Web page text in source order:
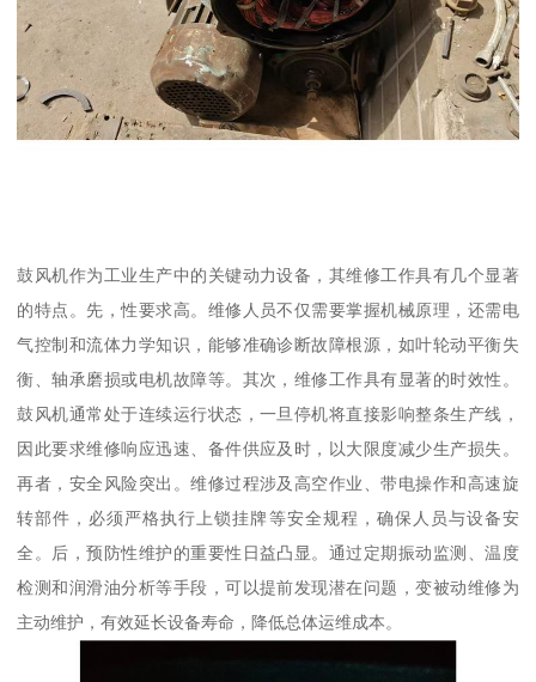
鼓风机作为工业生产中的关键动力设备，其维修工作具有几个显著
的特点。先，性要求高。维修人员不仅需要掌握机械原理，还需电
气控制和流体力学知识，能够准确诊断故障根源，如叶轮动平衡失
衡、轴承磨损或电机故障等。其次，维修工作具有显著的时效性。
鼓风机通常处于连续运行状态，一旦停机将直接影响整条生产线，
因此要求维修响应迅速、备件供应及时，以大限度减少生产损失。
再者，安全风险突出。维修过程涉及高空作业、带电操作和高速旋
转部件，必须严格执行上锁挂牌等安全规程，确保人员与设备安
全。后，预防性维护的重要性日益凸显。通过定期振动监测、温度
检测和润滑油分析等手段，可以提前发现潜在问题，变被动维修为
主动维护，有效延长设备寿命，降低总体运维成本。